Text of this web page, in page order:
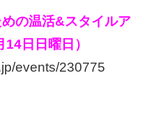
の温活&スタイルア
日日曜日）
events/230775